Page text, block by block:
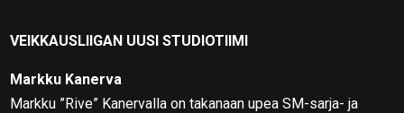
VEIKKAUSLIIGAN UUSI STUDIOTIIMI
Markku Kanerva
Markku ”Rive” Kanervalla on takanaan upea SM-sarja- ja